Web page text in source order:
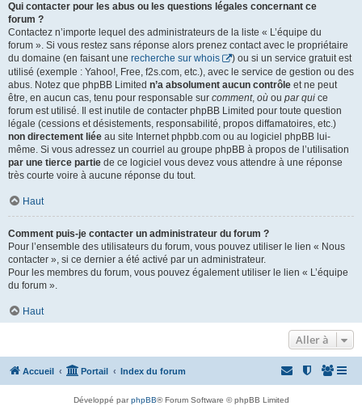
Qui contacter pour les abus ou les questions légales concernant ce
forum ?
Contactez n’importe lequel des administrateurs de la liste « L’équipe du
forum ». Si vous restez sans réponse alors prenez contact avec le propriétaire
du domaine (en faisant une recherche sur whois
) ou si un service gratuit est
utilisé (exemple : Yahoo!, Free, f2s.com, etc.), avec le service de gestion ou des
abus. Notez que phpBB Limited n’a absolument aucun contrôle et ne peut
être, en aucun cas, tenu pour responsable sur comment, où ou par qui ce
forum est utilisé. Il est inutile de contacter phpBB Limited pour toute question
légale (cessions et désistements, responsabilité, propos diffamatoires, etc.)
non directement liée au site Internet phpbb.com ou au logiciel phpBB lui-
même. Si vous adressez un courriel au groupe phpBB à propos de l’utilisation
par une tierce partie de ce logiciel vous devez vous attendre à une réponse
très courte voire à aucune réponse du tout.
Haut
Comment puis-je contacter un administrateur du forum ?
Pour l’ensemble des utilisateurs du forum, vous pouvez utiliser le lien « Nous
contacter », si ce dernier a été activé par un administrateur.
Pour les membres du forum, vous pouvez également utiliser le lien « L’équipe
du forum ».
Haut
Aller à
Accueil Portail Index du forum
Développé parphpBB® Forum Software © phpBB Limited